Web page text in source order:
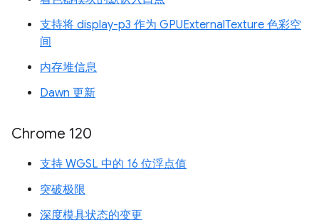
支持将 display-p3 作为 GPUExternalTexture 色彩空
间
内存堆信息
Dawn 更新
Chrome 120
支持 WGSL 中的 16 位浮点值
突破极限
深度模具状态的变更